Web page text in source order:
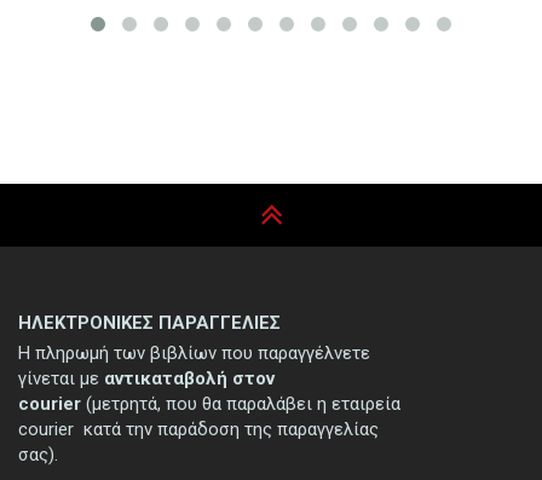
ΗΛΕΚΤΡΟΝΙΚΕΣ ΠΑΡΑΓΓΕΛΙΕΣ
Η πληρωμή των βιβλίων που παραγγέλνετε
γίνεται με αντικαταβολή στον
courier (μετρητά, που θα παραλάβει η εταιρεία
courier κατά την παράδοση της παραγγελίας
σας).